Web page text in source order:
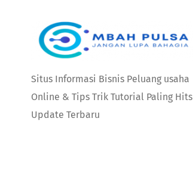
Situs Informasi Bisnis Peluang usaha
Online & Tips Trik Tutorial Paling Hits
Update Terbaru